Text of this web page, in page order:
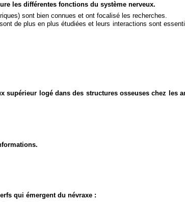
les différentes fonctions du système nerveux.
sont bien connues et ont focalisé les recherches.
de plus en plus étudiées et leurs interactions sont
supérieur logé dans des structures osseuses chez les
qui émergent du névraxe :